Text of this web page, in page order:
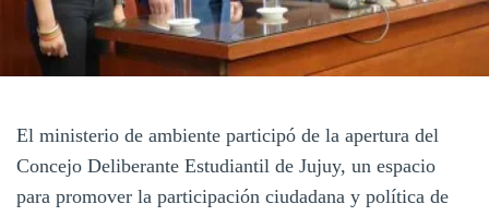
El ministerio de ambiente participó de la apertura del
Concejo Deliberante Estudiantil de Jujuy, un espacio
para promover la participación ciudadana y política de